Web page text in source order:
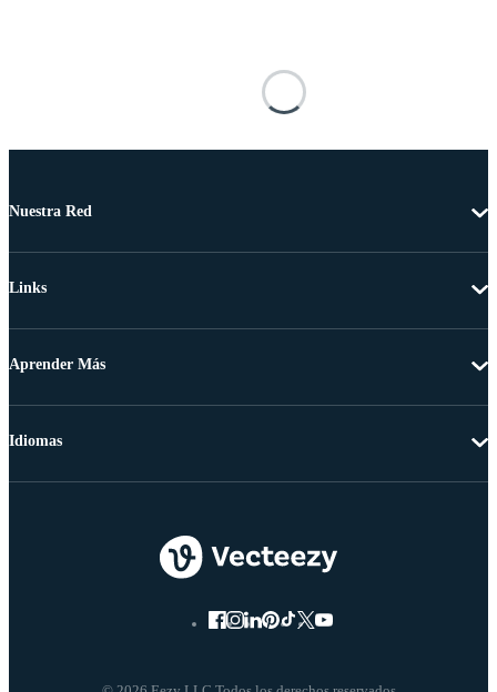
Nuestra Red
Links
Aprender Más
Idiomas